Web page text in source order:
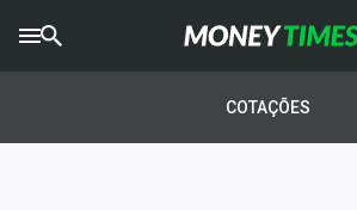
AGROTIMES
COTAÇÕES